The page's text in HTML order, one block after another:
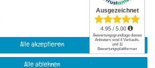
Copyright 2026 | Alle Rechte vorbehalten.
Alle akzeptieren
Alle ablehnen